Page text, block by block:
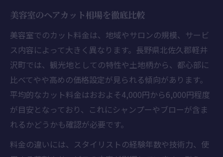
美容室のヘアカット相場を徹底比較
美容室でのカット料金は、地域やサロンの規模、サービ
ス内容によって大きく異なります。長野県北佐久郡軽井
沢町では、観光地としての特性や土地柄から、都心部に
比べてやや高めの価格設定が見られる傾向があります。
平均的なカット料金はおおよそ4,000円から6,000円程度
が目安となっており、これにシャンプーやブローが含ま
れるかどうかも確認が必要です。
料金の違いには、スタイリストの経験年数や技術力、使